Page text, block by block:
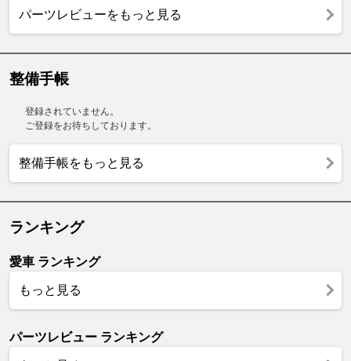
パーツレビューをもっと見る
整備手帳
登録されていません。
ご登録をお待ちしております。
整備手帳をもっと見る
ランキング
愛車 ランキング
もっと見る
パーツレビュー ランキング